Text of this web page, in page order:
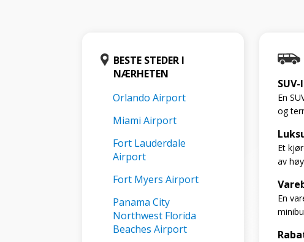
BESTE STEDER I
NÆRHETEN
Orlando Airport
Miami Airport
Fort Lauderdale
Airport
Fort Myers Airport
Panama City
Northwest Florida
Beaches Airport
En
og
Et
av
En